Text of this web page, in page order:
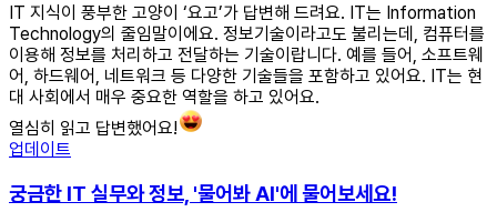
IT 지식이 풍부한 고양이 ‘요고’가 답변해 드려요. IT는 Information
Technology의 줄임말이에요. 정보기술이라고도 불리는데, 컴퓨터를
이용해 정보를 처리하고 전달하는 기술이랍니다. 예를 들어, 소프트웨
어, 하드웨어, 네트워크 등 다양한 기술들을 포함하고 있어요. IT는 현
대 사회에서 매우 중요한 역할을 하고 있어요.
열심히 읽고 답변했어요!
업데이트
궁금한 IT 실무와 정보, '물어봐 AI'에 물어보세요!